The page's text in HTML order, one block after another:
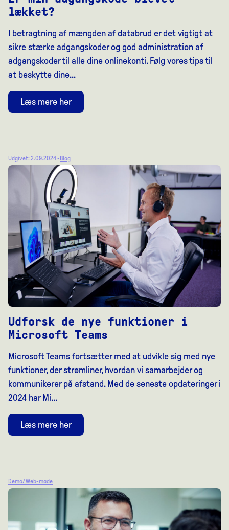
lækket?
I betragtning af mængden af databrud er det vigtigt at
sikre stærke adgangskoder og god administration af
adgangskoder til alle dine onlinekonti. Følg vores tips til
at beskytte dine...
Læs mere her
Udgivet: 2.09.2024 -Blog
Udforsk de nye funktioner i
Microsoft Teams
Microsoft Teams fortsætter med at udvikle sig med nye
funktioner, der strømliner, hvordan vi samarbejder og
kommunikerer på afstand. Med de seneste opdateringer i
2024 har Mi...
Læs mere her
Demo/Web-møde